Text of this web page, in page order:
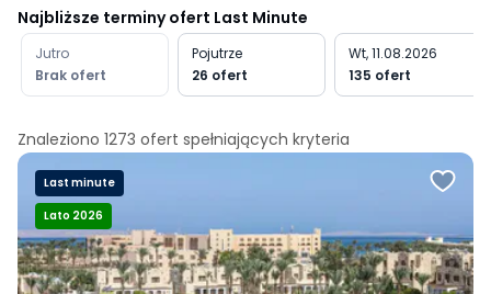
Najbliższe terminy ofert Last Minute
Jutro
Brak ofert
Pojutrze
26 ofert
Wt, 11.08.2026
135 ofert
Znaleziono 1273 ofert spełniających kryteria
Last minute
Lato 2026